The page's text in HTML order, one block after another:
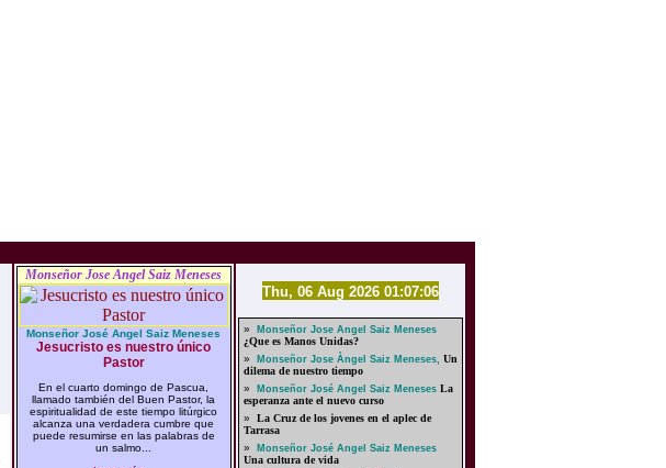
Monseñor Jose Angel Saiz Meneses
Monseñor José Angel Saiz Meneses
Jesucristo es nuestro único
Pastor
En el cuarto domingo de Pascua,
llamado también del Buen Pastor, la
espiritualidad de este tiempo litúrgico
alcanza una verdadera cumbre que
puede resumirse en las palabras de
un salmo...
Thu, 06 Aug 2026 01:07:06
» Monseñor Jose Angel Saiz Meneses
¿Que es Manos Unidas?
»
Monseñor Jose Àngel Saiz Meneses, Un
dilema de nuestro tiempo
»
Monseñor José Angel Saiz MenesesLa
esperanza ante el nuevo curso
»
La Cruz de los jovenes en el aplec de
Tarrasa
»
Monseñor José Angel Saiz Meneses
Una cultura de vida